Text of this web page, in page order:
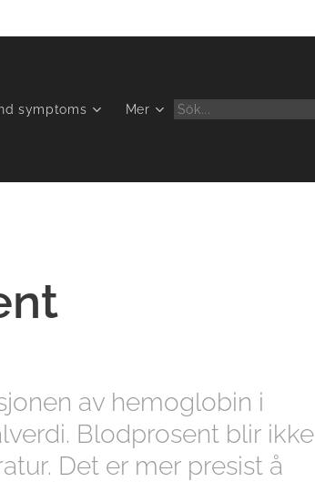
symptoms Mer
av hemoglobin i
Blodprosent blir ikke
Det er mer presist å